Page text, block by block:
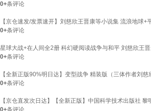
0+条评论
【京仓速发/发票速开】刘慈欣王晋康等小说集 流浪地球
0+条评论
星球大战+在人间全2册 科幻硬阅读战争与和平 刘慈欣王
0+条评论
【全新正版90%明日达】变型战争 精装版（三体作者刘
0+条评论
【京仓直发次日达】【全新正版】中国科学技术出版社
0+条评论